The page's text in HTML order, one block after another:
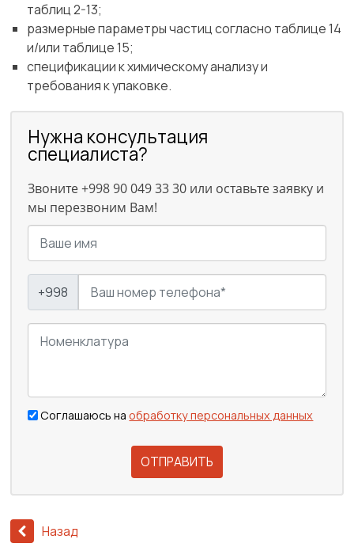
таблиц 2-13;
размерные параметры частиц согласно таблице 14
и/или таблице 15;
спецификации к химическому анализу и
требования к упаковке.
Нужна консультация
специалиста?
Звоните +998 90 049 33 30 или оставьте заявку и
мы перезвоним Вам!
+998
Соглашаюсь наобработку персональных данных
ОТПРАВИТЬ
Назад